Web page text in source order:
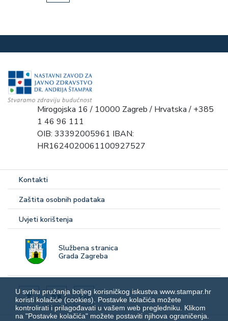
Mirogojska 16 / 10000 Zagreb / Hrvatska / +385
1 46 96 111
OIB: 33392005961 IBAN:
HR1624020061100927527
Kontakti
Zaštita osobnih podataka
Uvjeti korištenja
Službena stranica
Grada Zagreba
U svrhu pružanja boljeg korisničkog iskustva www.stampar.hr
koristi kolačiće (cookies). Postavke kolačića možete
kontrolirati i prilagođavati u vašem web pregledniku. Klikom
na "Postavke kolačića" možete postaviti njihova ograničenja.